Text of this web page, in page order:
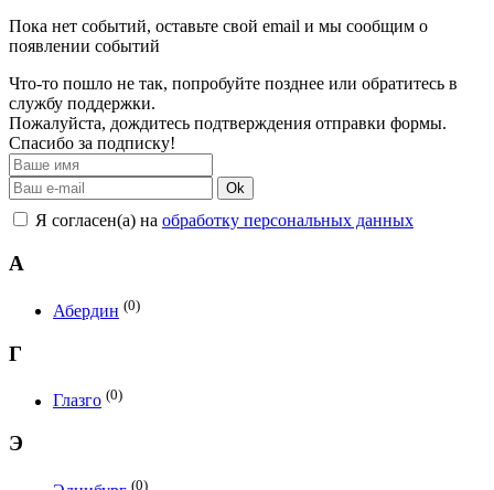
Пока нет событий, оставьте свой email и мы сообщим о
появлении событий
Что-то пошло не так, попробуйте позднее или обратитесь в
службу поддержки.
Пожалуйста, дождитесь подтверждения отправки формы.
Спасибо за подписку!
Ok
Я согласен(а) на обработку персональных данных
А
Абердин (0)
Г
Глазго (0)
Э
(0)